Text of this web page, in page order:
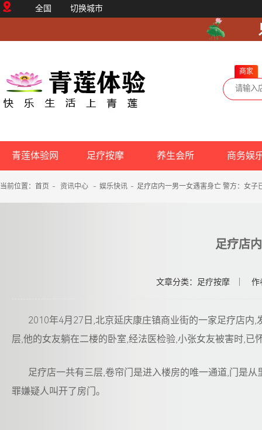
全国 切换城市
商家
青莲体验网 足疗按摩 养生会所 商务娱
当前位置： 首页 - 资讯中心 - 娱乐快讯 - 足疗店内一男一女遇害身亡 警方：女子
足疗店
文章分类：足疗按摩 作
2010年4月27日,北京延庆康庄镇商业街的一家足疗店内
层,他的女友躺在二楼的卧室,经法医检验,小张女友被害时,已
足疗店一共有三层,卷帘门是进入楼房的唯一通道,门是
罪嫌疑人叫开了房门。